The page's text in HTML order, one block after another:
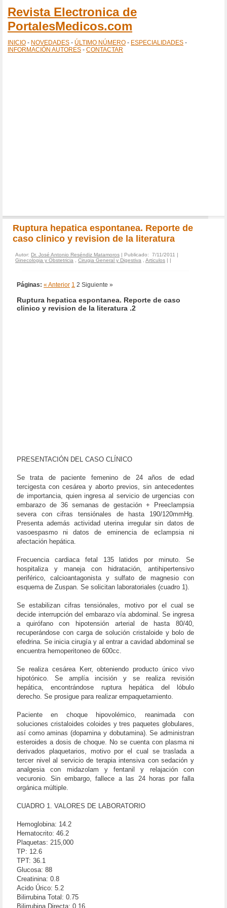
Revista Electronica de
PortalesMedicos.com
INICIO - NOVEDADES - ÚLTIMO NÚMERO - ESPECIALIDADES -
INFORMACIÓN AUTORES - CONTACTAR
Ruptura hepatica espontanea. Reporte de
caso clinico y revision de la literatura
Autor: Dr. José Antonio Reséndiz Matamoros | Publicado: 7/11/2011 |
Ginecologia y Obstetricia
Cirugia General y Digestiva Articulos | |
Páginas: « Anterior 1 2 Siguiente »
Ruptura hepatica espontanea. Reporte de caso
clinico y revision de la literatura .2
PRESENTACIÓN DEL CASO CLÍNICO
Se trata de paciente femenino de 24 años de edad
tercigesta con cesárea y aborto previos, sin antecedentes
de importancia, quien ingresa al servicio de urgencias con
embarazo de 36 semanas de gestación + Preeclampsia
severa con cifras tensiónales de hasta 190/120mmHg.
Presenta además actividad uterina irregular sin datos de
vasoespasmo ni datos de eminencia de eclampsia ni
afectación hepática.
Frecuencia cardiaca fetal 135 latidos por minuto. Se
hospitaliza y maneja con hidratación, antihipertensivo
periférico, calcioantagonista y sulfato de magnesio con
esquema de Zuspan. Se solicitan laboratoriales (cuadro 1).
Se estabilizan cifras tensiónales, motivo por el cual se
decide interrupción del embarazo vía abdominal. Se ingresa
a quirófano con hipotensión arterial de hasta 80/40,
recuperándose con carga de solución cristaloide y bolo de
efedrina. Se inicia cirugía y al entrar a cavidad abdominal se
encuentra hemoperitoneo de 600cc.
Se realiza cesárea Kerr, obteniendo producto único vivo
hipotónico. Se amplía incisión y se realiza revisión
hepática, encontrándose ruptura hepática del lóbulo
derecho. Se prosigue para realizar empaquetamiento.
Paciente en choque hipovolémico, reanimada con
soluciones cristaloides coloides y tres paquetes globulares,
así como aminas (dopamina y dobutamina). Se administran
esteroides a dosis de choque. No se cuenta con plasma ni
derivados plaquetarios, motivo por el cual se traslada a
tercer nivel al servicio de terapia intensiva con sedación y
analgesia con midazolam y fentanil y relajación con
vecuronio. Sin embargo, fallece a las 24 horas por falla
orgánica múltiple.
CUADRO 1. VALORES DE LABORATORIO
Hemoglobina: 14.2
Hematocrito: 46.2
Plaquetas: 215,000
TP: 12.6
TPT: 36.1
Glucosa: 88
Creatinina: 0.8
Acido Úrico: 5.2
Bilirrubina Total: 0.75
Bilirrubina Directa: 0.16